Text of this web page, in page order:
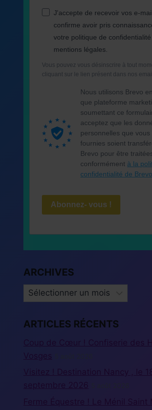
J'accepte de recevoir vos e-
confirme avoir pris
votre politique de
mentions légales.
Vous pouvez vous désinscrire à tout
cliquant sur le lien présent dans nos
Nous utilisons Brevo
que plateforme
soumettant ce
acceptez que les
personnelles que vous
fournies soient
Brevo pour être
conformément à la
confidentialité de Brevo.
Abonnez- vous !
ARCHIVES
ARCHIVES
ARTICLES RÉCENTS